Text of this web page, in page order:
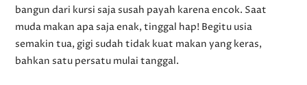
bangun dari kursi saja susah payah karena encok. Saat
muda makan apa saja enak, tinggal hap! Begitu usia
semakin tua, gigi sudah tidak kuat makan yang keras,
bahkan satu persatu mulai tanggal.